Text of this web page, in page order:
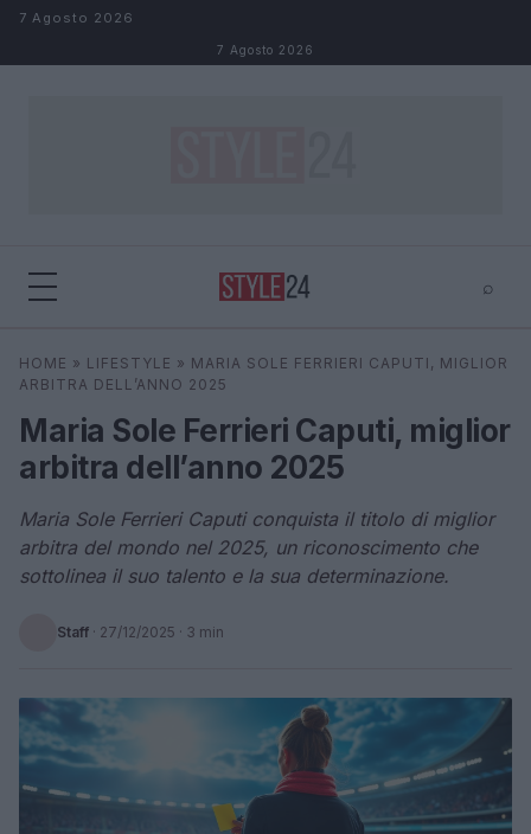
Salta al contenuto
7 Agosto 2026
7 Agosto 2026
⌕
Cerca ⌕ ×
HOME » LIFESTYLE » MARIA SOLE FERRIERI CAPUTI, MIGLIOR
ARBITRA DELL’ANNO 2025
Maria Sole Ferrieri Caputi, miglior
arbitra dell’anno 2025
Maria Sole Ferrieri Caputi conquista il titolo di miglior
arbitra del mondo nel 2025, un riconoscimento che
sottolinea il suo talento e la sua determinazione.
Staff · 27/12/2025 · 3 min